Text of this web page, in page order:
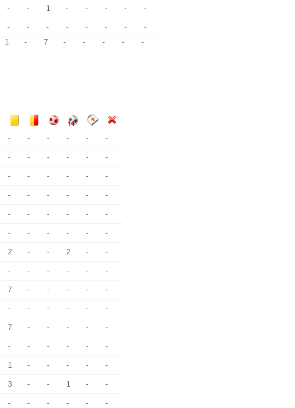
- - 1 - - - - -
- - - - - - -
-
1 - 7 - - - - -
- - - - - -
- - - - - -
- - - - - -
- - - - - -
- - - - - -
- - - - - -
2 - - 2 - -
- - - - - -
7 - - - - -
- - - - - -
7 - - - - -
- - - - - -
1 - - - - -
3 - - 1 - -
- - - - - -